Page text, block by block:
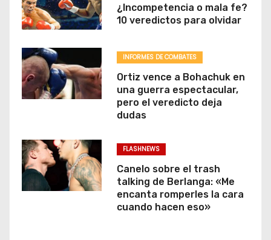
d
s
¿Incompetencia o mala fe?
10 veredictos para olvidar
INFORMES DE COMBATES
Ortiz vence a Bohachuk en
una guerra espectacular,
pero el veredicto deja
dudas
FLASHNEWS
Canelo sobre el trash
talking de Berlanga: «Me
encanta romperles la cara
cuando hacen eso»